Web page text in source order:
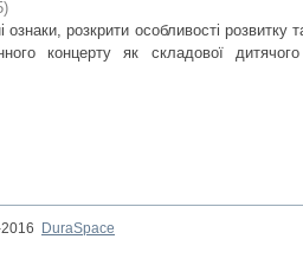
)
ознаки, розкрити особливості
концерту як складової
DuraSpace